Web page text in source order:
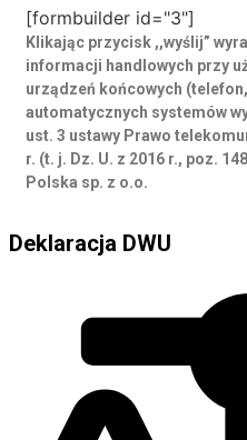
[formbuilder id="3"]
Klikając przycisk ,,wyślij”
informacji handlowych przy
urządzeń końcowych
automatycznych systemów
ust. 3 ustawy Prawo
r. (t. j. Dz. U. z 2016 r., poz.
Polska sp. z o.o.
Deklaracja DWU